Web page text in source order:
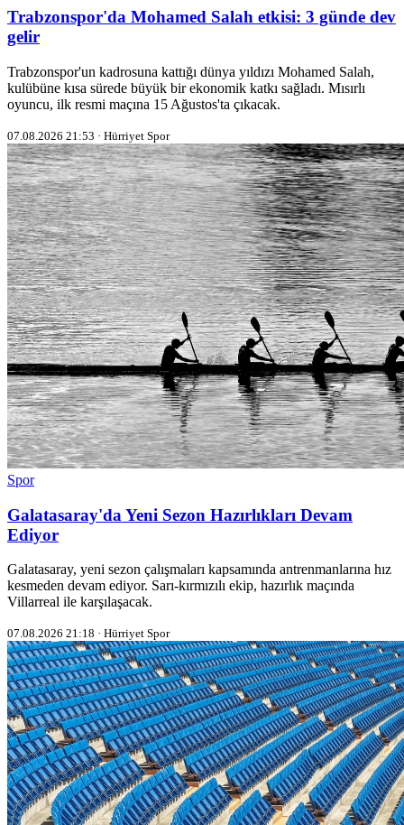
Trabzonspor'da Mohamed Salah etkisi: 3 günde dev
gelir
Trabzonspor'un kadrosuna kattığı dünya yıldızı Mohamed Salah,
kulübüne kısa sürede büyük bir ekonomik katkı sağladı. Mısırlı
oyuncu, ilk resmi maçına 15 Ağustos'ta çıkacak.
07.08.2026 21:53 · Hürriyet Spor
Spor
Galatasaray'da Yeni Sezon Hazırlıkları Devam
Ediyor
Galatasaray, yeni sezon çalışmaları kapsamında antrenmanlarına hız
kesmeden devam ediyor. Sarı-kırmızılı ekip, hazırlık maçında
Villarreal ile karşılaşacak.
07.08.2026 21:18 · Hürriyet Spor